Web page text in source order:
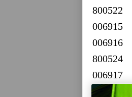
800522
006915
006916
800524
006917